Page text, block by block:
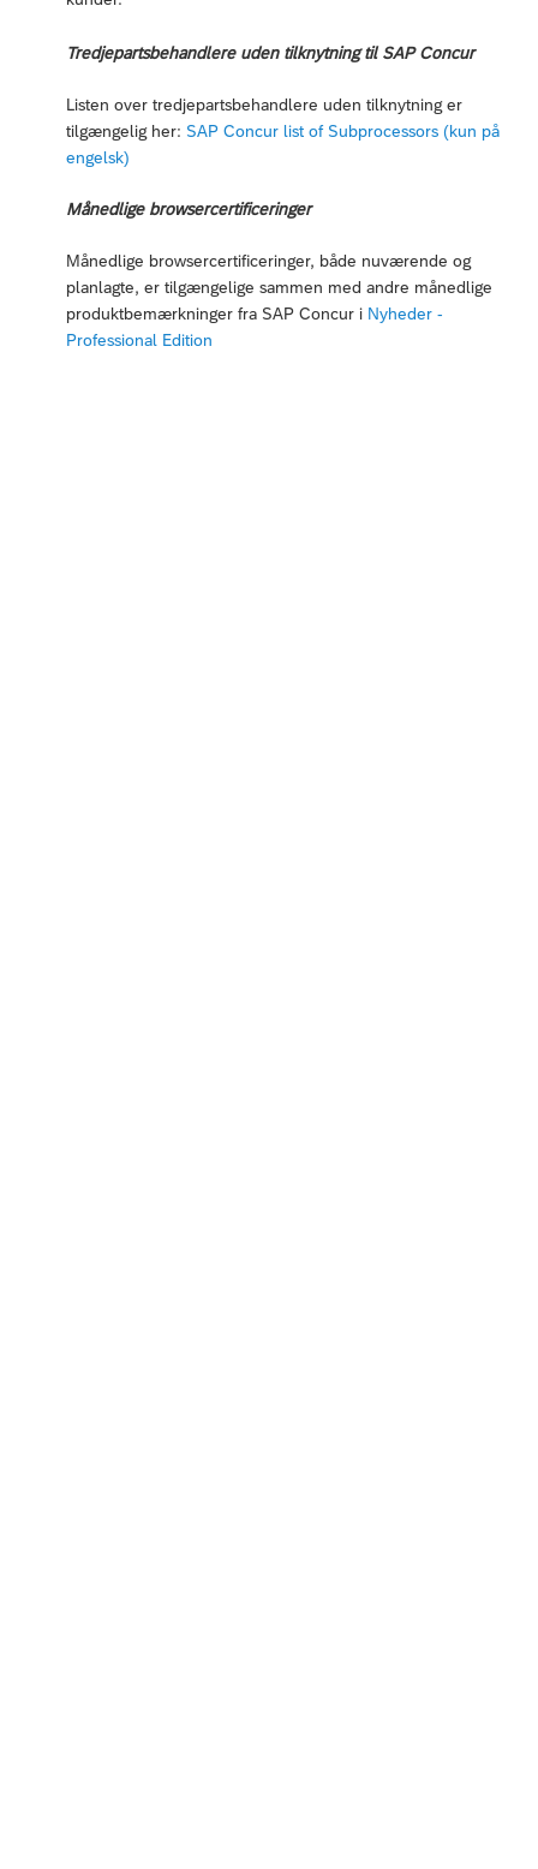
Tredjepartsbehandlere uden tilknytning til SAP Concur
Listen over tredjepartsbehandlere uden tilknytning er
tilgængelig her: SAP Concur list of Subprocessors (kun på
engelsk)
Månedlige browsercertificeringer
Månedlige browsercertificeringer, både nuværende og
planlagte, er tilgængelige sammen med andre månedlige
produktbemærkninger fra SAP Concur i Nyheder -
Professional Edition